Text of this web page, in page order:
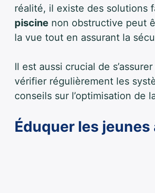
réalité, il existe des solutions
piscine non obstructive peut
la vue tout en assurant la
Il est aussi crucial de
vérifier régulièrement les
conseils sur l’optimisation de
Éduquer les